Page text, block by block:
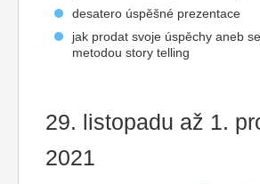
desatero úspěšné prezentace
jak prodat svoje úspěchy aneb
metodou story telling
29. listopadu až 1.
2021